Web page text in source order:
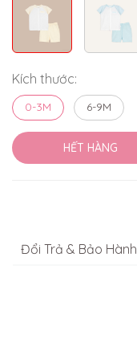
Kích thước:
0-3M 6-9M
HẾT HÀNG
Đổi Trả & Bảo Hành